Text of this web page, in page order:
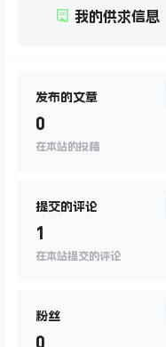
我的供求信息
发布的文章
0
在本站的投稿
提交的评论
1
在本站提交的评论
粉丝
0